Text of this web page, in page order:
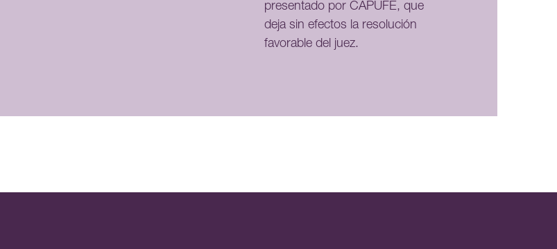
presentado por CAPUFE, que
deja sin efectos la resolución
favorable del juez.